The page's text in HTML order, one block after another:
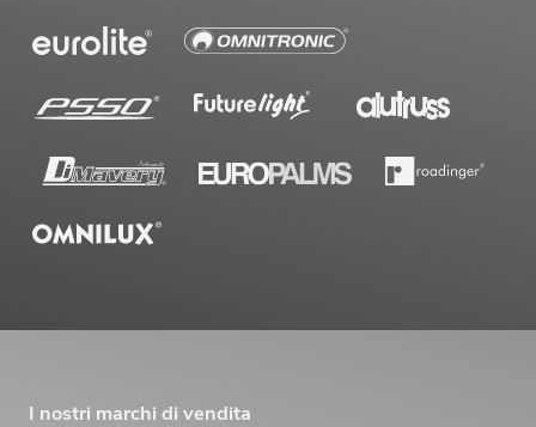
I nostri marchi di vendita